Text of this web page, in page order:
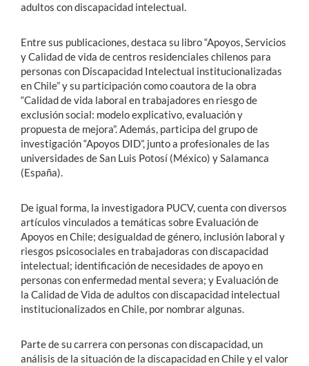
adultos con discapacidad intelectual.
Entre sus publicaciones, destaca su libro “Apoyos, Servicios
y Calidad de vida de centros residenciales chilenos para
personas con Discapacidad Intelectual institucionalizadas
en Chile” y su participación como coautora de la obra
“Calidad de vida laboral en trabajadores en riesgo de
exclusión social: modelo explicativo, evaluación y
propuesta de mejora”. Además, participa del grupo de
investigación “Apoyos DID”, junto a profesionales de las
universidades de San Luis Potosí (México) y Salamanca
(España).
De igual forma, la investigadora PUCV, cuenta con diversos
artículos vinculados a temáticas sobre Evaluación de
Apoyos en Chile; desigualdad de género, inclusión laboral y
riesgos psicosociales en trabajadoras con discapacidad
intelectual; identificación de necesidades de apoyo en
personas con enfermedad mental severa; y Evaluación de
la Calidad de Vida de adultos con discapacidad intelectual
institucionalizados en Chile, por nombrar algunas.
Parte de su carrera con personas con discapacidad, un
análisis de la situación de la discapacidad en Chile y el valor